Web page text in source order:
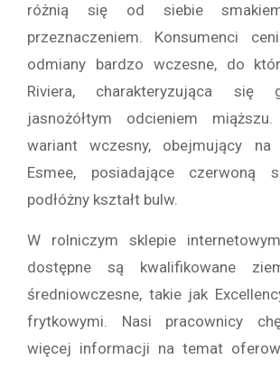
różnią się od siebie
przeznaczeniem. Konsumenci
odmiany bardzo wczesne, do
Riviera, charakteryzująca się
jasnożółtym odcieniem
wariant wczesny, obejmujący na
Esmee, posiadające czerwoną
podłóżny kształt bulw.
W rolniczym sklepie
dostępne są kwalifikowane
średniowczesne, takie jak
frytkowymi. Nasi pracownicy
więcej informacji na temat